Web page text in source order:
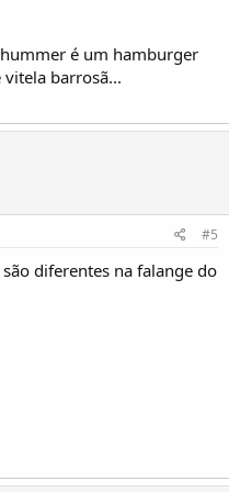
é um hamburger
barrosã...
#5
diferentes na falange do